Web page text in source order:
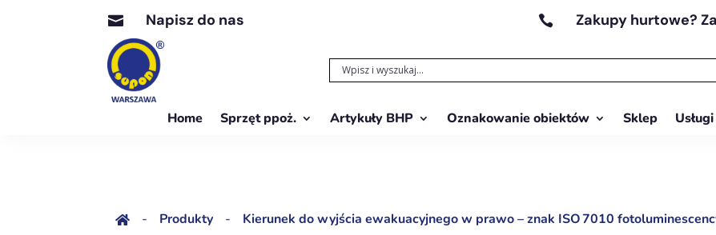
 Napisz do nas  Zakupy hurtowe?
Home Sprzęt ppoż. Artykuły BHP Oznakowanie obiektów Sklep Usługi
 - Produkty - Kierunek do wyjścia ewakuacyjnego w prawo – znak ISO 7010